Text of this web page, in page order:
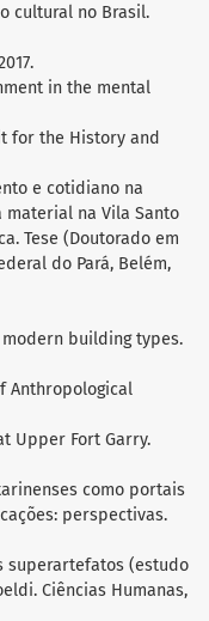
cultural no Brasil.
in the mental
for the History and
e cotidiano na
material na Vila Santo
Tese (Doutorado em
do Pará, Belém,
modern building types.
Anthropological
Upper Fort Garry.
como portais
perspectivas.
superartefatos (estudo
Ciências Humanas,